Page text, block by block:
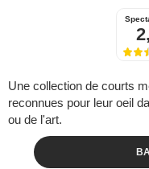
Une collection de courts
reconnues pour leur oeil
ou de l'art.